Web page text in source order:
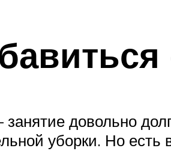
довольно
уборки. Но